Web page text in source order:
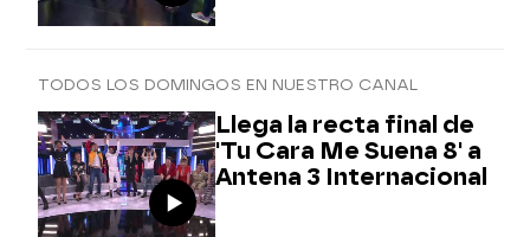
TODOS LOS DOMINGOS EN NUESTRO CANAL
Llega la recta final de
'Tu Cara Me Suena 8' a
Antena 3 Internacional